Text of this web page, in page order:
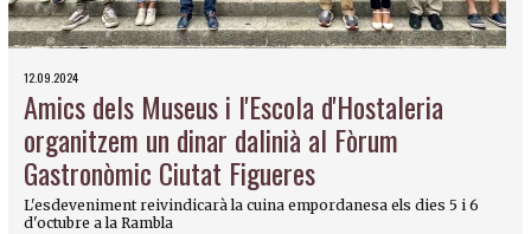
12.09.2024
Amics dels Museus i l'Escola d'Hostaleria
organitzem un dinar dalinià al Fòrum
Gastronòmic Ciutat Figueres
L'esdeveniment reivindicarà la cuina empordanesa els dies 5 i 6
d'octubre a la Rambla